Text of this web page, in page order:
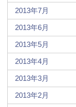
2013年7月
2013年6月
2013年5月
2013年4月
2013年3月
2013年2月